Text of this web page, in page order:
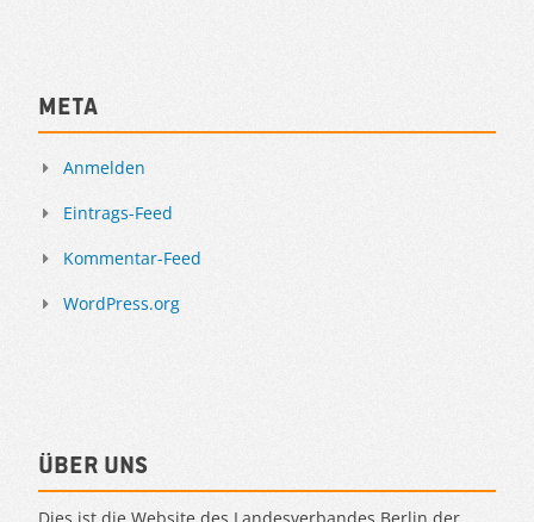
Meta
Anmelden
Eintrags-Feed
Kommentar-Feed
WordPress.org
Über uns